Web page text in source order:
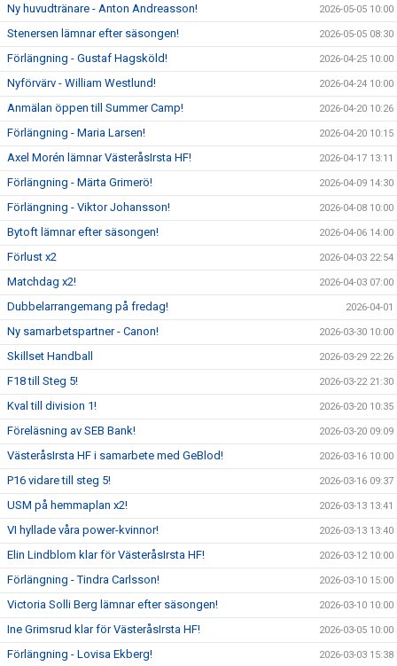
Ny huvudtränare - Anton Andreasson! 2026-05-05 10:00
Stenersen lämnar efter säsongen! 2026-05-05 08:30
Förlängning - Gustaf Hagsköld! 2026-04-25 10:00
Nyförvärv - William Westlund! 2026-04-24 10:00
Anmälan öppen till Summer Camp! 2026-04-20 10:26
Förlängning - Maria Larsen! 2026-04-20 10:15
Axel Morén lämnar VästeråsIrsta HF! 2026-04-17 13:11
Förlängning - Märta Grimerö! 2026-04-09 14:30
Förlängning - Viktor Johansson! 2026-04-08 10:00
Bytoft lämnar efter säsongen! 2026-04-06 14:00
Förlust x2 2026-04-03 22:54
Matchdag x2! 2026-04-03 07:00
Dubbelarrangemang på fredag! 2026-04-01
Ny samarbetspartner - Canon! 2026-03-30 10:00
Skillset Handball 2026-03-29 22:26
F18 till Steg 5! 2026-03-22 21:30
Kval till division 1! 2026-03-20 10:35
Föreläsning av SEB Bank! 2026-03-20 09:09
VästeråsIrsta HF i samarbete med GeBlod! 2026-03-16 10:00
P16 vidare till steg 5! 2026-03-16 09:37
USM på hemmaplan x2! 2026-03-13 13:41
VI hyllade våra power-kvinnor! 2026-03-13 13:40
Elin Lindblom klar för VästeråsIrsta HF! 2026-03-12 10:00
Förlängning - Tindra Carlsson! 2026-03-10 15:00
Victoria Solli Berg lämnar efter säsongen! 2026-03-10 10:00
Ine Grimsrud klar för VästeråsIrsta HF! 2026-03-05 10:00
Förlängning - Lovisa Ekberg! 2026-03-03 15:38